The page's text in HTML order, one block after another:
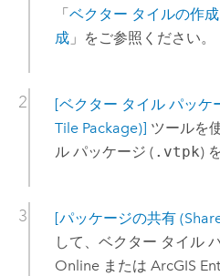
「ベクター タイルの作
成」をご参照ください。
[ベクター タイル パッ
Tile Package)] ツールを
ル パッケージ ( .vtpk)
[パッケージの共有
して、ベクター タイル
Onlineまたは ArcGIS